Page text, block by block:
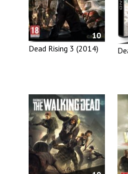
10
Dead Rising 3 (2014)